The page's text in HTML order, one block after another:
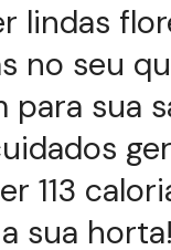
lindas
no seu
sua
113
sua horta!